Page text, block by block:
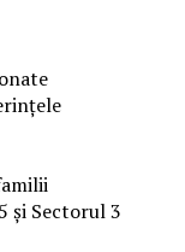
și Sectorul 3